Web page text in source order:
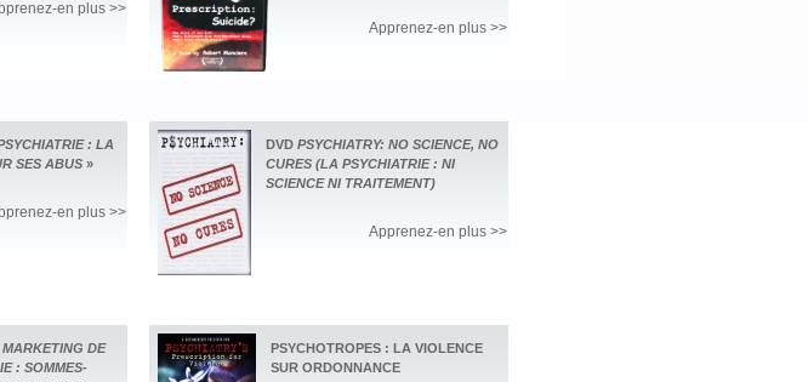
en plus >>
Apprenez-en plus >>
: LA
SES ABUS »
en plus >>
DVD PSYCHIATRY: NO SCIENCE, NO
CURES (LA PSYCHIATRIE : NI
SCIENCE NI TRAITEMENT)
Apprenez-en plus >>
DE
: SOMMES-
PSYCHOTROPES : LA VIOLENCE
SUR ORDONNANCE